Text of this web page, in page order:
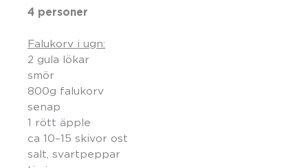
4 personer
Falukorv i ugn:
2 gula lökar
smör
800g falukorv
senap
1 rött äpple
ca 10–15 skivor ost
salt, svartpeppar